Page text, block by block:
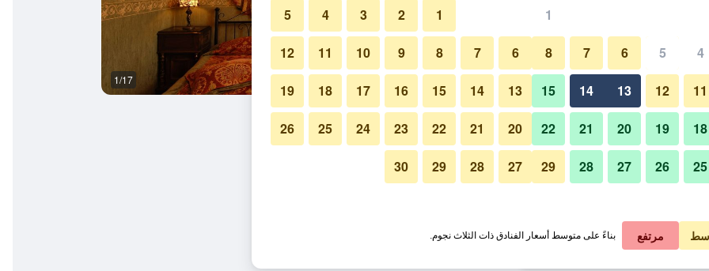
في الليلة
﷼ عرض الصفقة
﷼ عرض الصفقة
غرفة نوم 1/17
صور لـ فندق كابل
1
4
5
6
7
8
11
12
13
14
15
18
19
20
21
22
25
26
27
28
29
1
2
3
4
5
6
7
8
9
10
11
12
13
14
15
16
17
18
19
20
21
22
23
24
25
26
27
28
29
30
مرتفع بناءً على متوسط أسعار الفنادق ذات الثلاث نجوم.